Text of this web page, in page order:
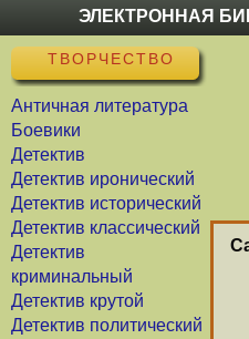
ЭЛЕКТРОННАЯ
ТВОРЧЕСТВО
Античная литература
Боевики
Детектив
Детектив иронический
Детектив исторический
Детектив классический
Детектив
криминальный
Детектив крутой
Детектив политический